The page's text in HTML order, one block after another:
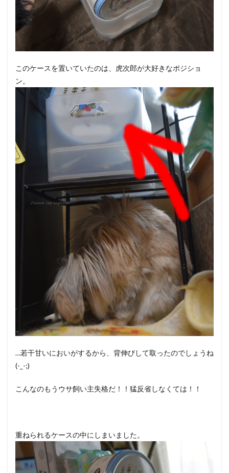
このケースを置いていたのは、虎次郎が大好きなポジショ
ン。
…若干甘いにおいがするから、背伸びして取ったのでしょうね
(-_-;)
こんなのもうウサ飼い主失格だ！！猛反省しなくては！！
重ねられるケースの中にしまいました。